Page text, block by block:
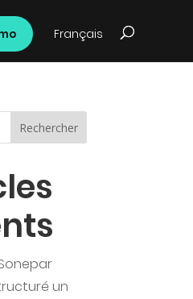
Français
Rechercher
un